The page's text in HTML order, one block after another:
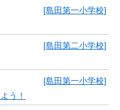
[島田第一小学校]
[島田第二小学校]
[島田第一小学校]
う！